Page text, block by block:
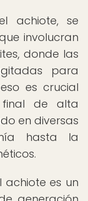
achiote, se
involucran
donde las
para
es crucial
de alta
en diversas
hasta la
achiote es un